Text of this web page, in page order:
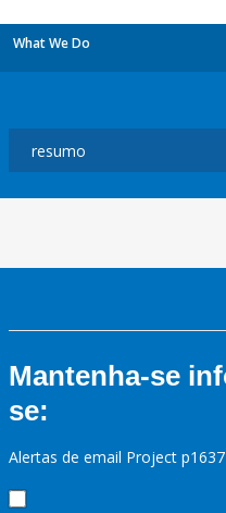
What We Do
Mantenha-se
se:
Alertas de email Project